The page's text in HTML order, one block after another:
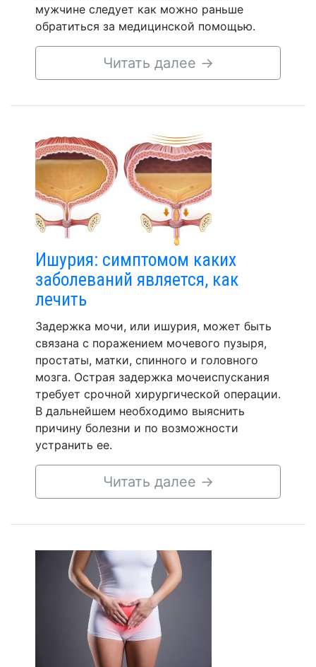
мужчине следует как можно раньше
обратиться за медицинской помощью.
Читать далее →
Ишурия: симптомом каких
заболеваний является, как
лечить
Задержка мочи, или ишурия, может быть
связана с поражением мочевого пузыря,
простаты, матки, спинного и головного
мозга. Острая задержка мочеиспускания
требует срочной хирургической операции.
В дальнейшем необходимо выяснить
причину болезни и по возможности
устранить ее.
Читать далее →